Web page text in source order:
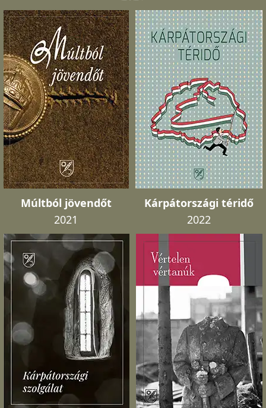
Múltból jövendőt
2021
Kárpátországi téridő
2022